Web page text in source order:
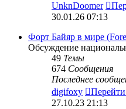
UnknDoomer
30.01.26 07:13
Форт Байяр в мире
Обсуждение
49 Темы
674 Сообщения
Последнее
digifoxy
27.10.23 21:13